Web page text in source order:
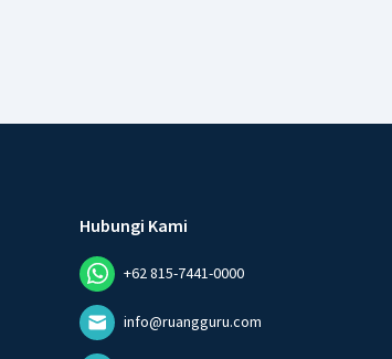
Hubungi Kami
+62 815-7441-0000
info@ruangguru.com